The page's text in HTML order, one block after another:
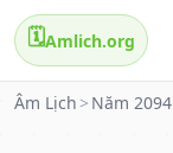
🗓️Amlich.org
Âm Lịch > Năm 2094